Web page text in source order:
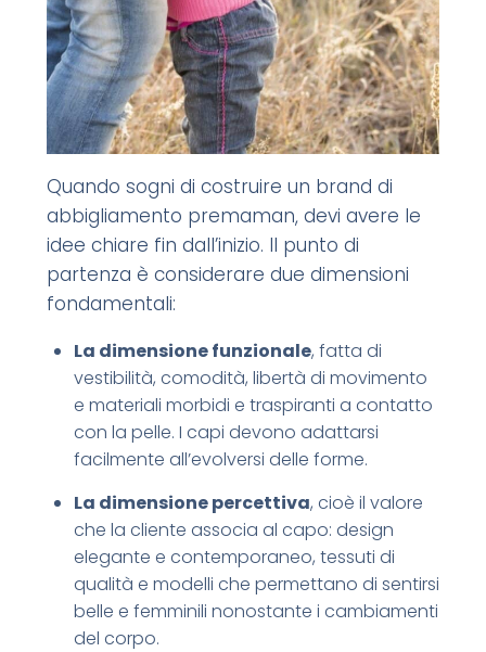
Quando sogni di costruire un brand di
abbigliamento premaman, devi avere le
idee chiare fin dall’inizio. Il punto di
partenza è considerare due dimensioni
fondamentali:
La dimensione funzionale, fatta di
vestibilità, comodità, libertà di movimento
e materiali morbidi e traspiranti a contatto
con la pelle. I capi devono adattarsi
facilmente all’evolversi delle forme.
La dimensione percettiva, cioè il valore
che la cliente associa al capo: design
elegante e contemporaneo, tessuti di
qualità e modelli che permettano di sentirsi
belle e femminili nonostante i cambiamenti
del corpo.